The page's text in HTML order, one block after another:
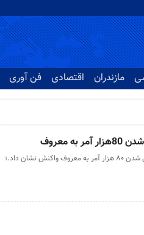
مازندران اقتصادی فن آوری
معروف
نشان داد.؛